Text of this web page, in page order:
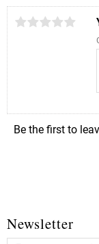
Be the first to
Newsletter